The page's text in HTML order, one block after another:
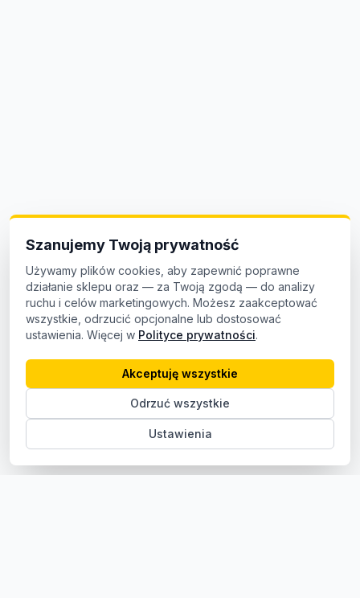
Szanujemy Twoją prywatność
Używamy plików cookies, aby zapewnić poprawne
działanie sklepu oraz — za Twoją zgodą — do analizy
ruchu i celów marketingowych. Możesz zaakceptować
wszystkie, odrzucić opcjonalne lub dostosować
ustawienia. Więcej w Polityce prywatności.
Ustawienia
Odrzuć wszystkie
Akceptuję wszystkie